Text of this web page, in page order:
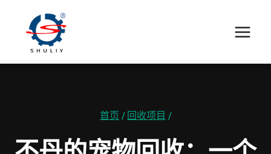
容
首页 / 回收项目 /